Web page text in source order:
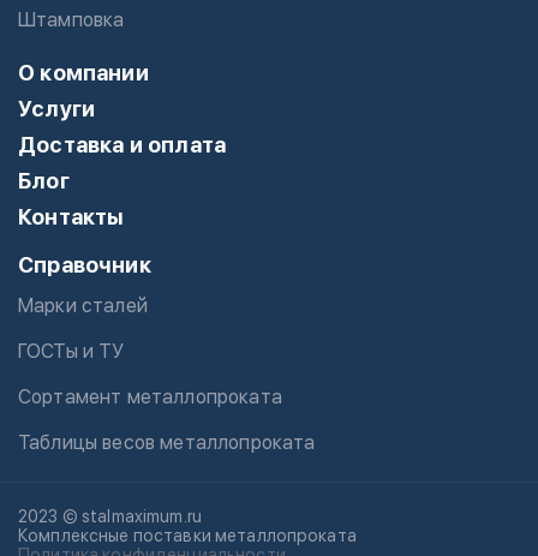
Штамповка
О компании
Услуги
Доставка и оплата
Блог
Контакты
Справочник
Марки сталей
ГОСТы и ТУ
Сортамент металлопроката
Таблицы весов металлопроката
2023 © stalmaximum.ru
Комплексные поставки металлопроката